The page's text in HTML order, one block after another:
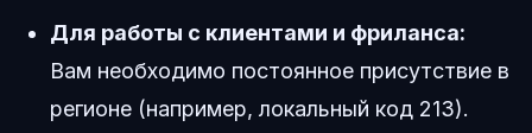
Для работы с клиентами и фриланса:
Вам необходимо постоянное присутствие в
регионе (например, локальный код 213).